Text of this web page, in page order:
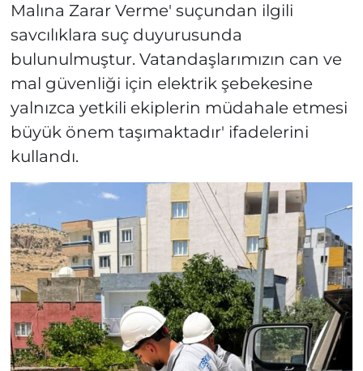
Malına Zarar Verme' suçundan ilgili
savcılıklara suç duyurusunda
bulunulmuştur. Vatandaşlarımızın can ve
mal güvenliği için elektrik şebekesine
yalnızca yetkili ekiplerin müdahale etmesi
büyük önem taşımaktadır' ifadelerini
kullandı.